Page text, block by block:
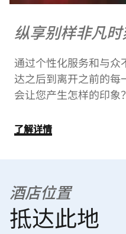
纵享别样非凡
通过个性化服务和与众
达之后到离开之前的
会让您产生怎样的印象？
了解详情
酒店位置
抵达此地